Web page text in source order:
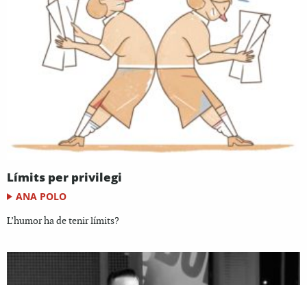
Límits per privilegi
ANA POLO
L’humor ha de tenir límits?